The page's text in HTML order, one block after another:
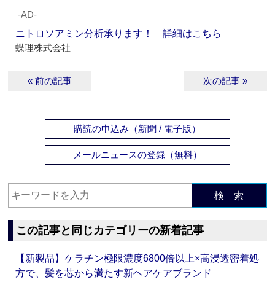
‐AD‐
ニトロソアミン分析承ります！ 詳細はこちら
蝶理株式会社
« 前の記事 次の記事 »
購読の申込み（新聞 / 電子版）
メールニュースの登録（無料）
検 索
この記事と同じカテゴリーの新着記事
【新製品】ケラチン極限濃度6800倍以上×高浸透密着処
方で、髪を芯から満たす新ヘアケアブランド